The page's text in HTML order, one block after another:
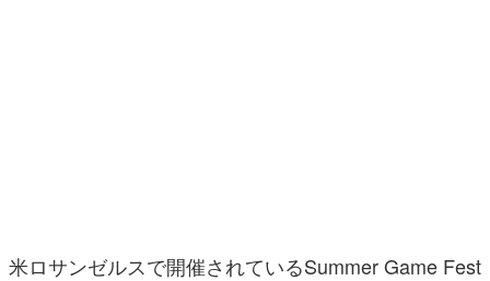
その他
米ロサンゼルスで開催されているSummer Game Fest